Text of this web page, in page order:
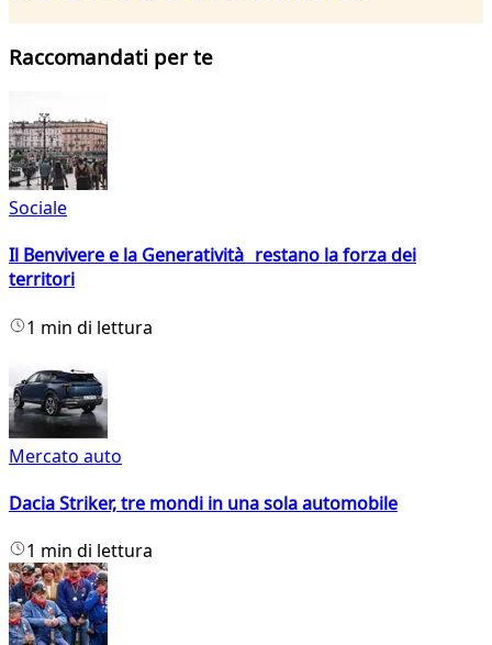
Raccomandati per te
Sociale
Il Benvivere e la Generatività restano la forza dei
territori
1 min di lettura
Mercato auto
Dacia Striker, tre mondi in una sola automobile
1 min di lettura